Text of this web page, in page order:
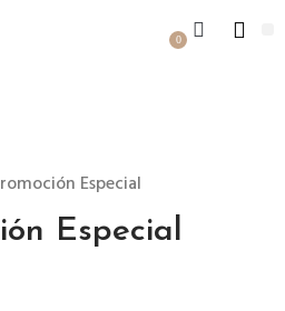
0
Especial
Especial